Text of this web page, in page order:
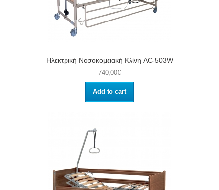
Ηλεκτρική Νοσοκομειακή Κλίνη AC-503W
740,00€
Add to cart